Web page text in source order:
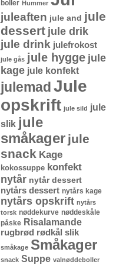
boller Hummer
juleaften jule and jule
dessert jule drik
jule drink julefrokost
jule gås jule hygge jule
kage jule konfekt
julemad Jule
opskrift jule sild jule
slik jule
småkager jule
snack Kage
kokossuppe konfekt
nytår nytår dessert
nytårs dessert nytårs kage
nytårs opskrift nytårs
torsk nøddekurve nøddeskåle
påske Risalamande
rugbrød rødkål slik
småkage Småkager
snack Suppe valnøddeboller